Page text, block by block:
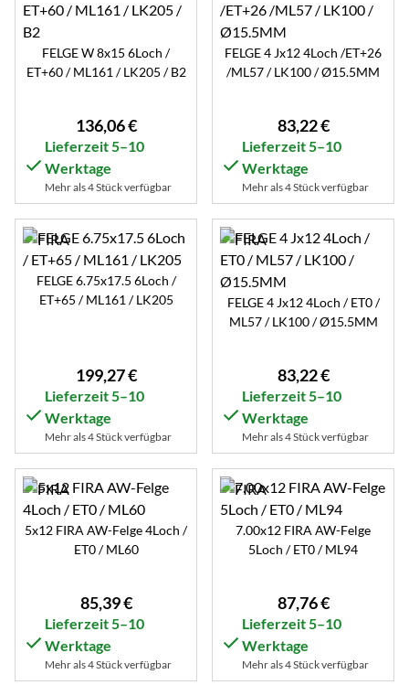
FELGE W 8x15 6Loch /
ET+60 / ML161 / LK205 / B2
136,06€
Lieferzeit 5–10
Werktage
Mehr als 4 Stück verfügbar
FELGE 4 Jx12 4Loch /ET+26
/ML57 / LK100 / Ø15.5MM
83,22€
Lieferzeit 5–10
Werktage
Mehr als 4 Stück verfügbar
FELGE 6.75x17.5 6Loch /
ET+65 / ML161 / LK205
199,27€
Lieferzeit 5–10
Werktage
Mehr als 4 Stück verfügbar
FELGE 4 Jx12 4Loch / ET0 /
ML57 / LK100 / Ø15.5MM
83,22€
Lieferzeit 5–10
Werktage
Mehr als 4 Stück verfügbar
5x12 FIRA AW-Felge 4Loch /
ET0 / ML60
85,39€
Lieferzeit 5–10
Werktage
Mehr als 4 Stück verfügbar
7.00x12 FIRA AW-Felge
5Loch / ET0 / ML94
87,76€
Lieferzeit 5–10
Werktage
Mehr als 4 Stück verfügbar